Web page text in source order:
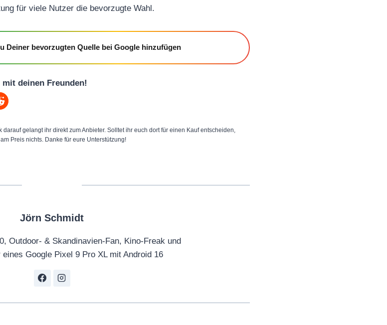
für viele Nutzer die bevorzugte Wahl.
Deiner bevorzugten Quelle bei Google hinzufügen
deinen Freunden!
gelangt ihr direkt zum Anbieter. Solltet ihr euch dort für einen Kauf entscheiden,
Preis nichts. Danke für eure Unterstützung!
Jörn Schmidt
Outdoor- & Skandinavien-Fan, Kino-Freak und
Google Pixel 9 Pro XL mit Android 16